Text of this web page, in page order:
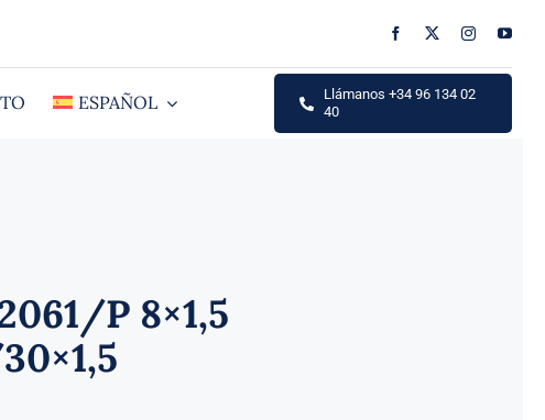
ESPAÑOL
Llámanos +34 96 134 02
40
P 8×1,5